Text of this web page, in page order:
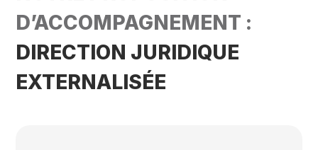
D’ACCOMPAGNEMENT :
DIRECTION JURIDIQUE
EXTERNALISÉE